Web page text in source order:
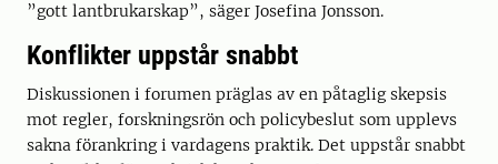
”gott lantbrukarskap”, säger Josefina Jonsson.
Konflikter uppstår snabbt
Diskussionen i forumen präglas av en påtaglig skepsis
mot regler, forskningsrön och policybeslut som upplevs
sakna förankring i vardagens praktik. Det uppstår snabbt